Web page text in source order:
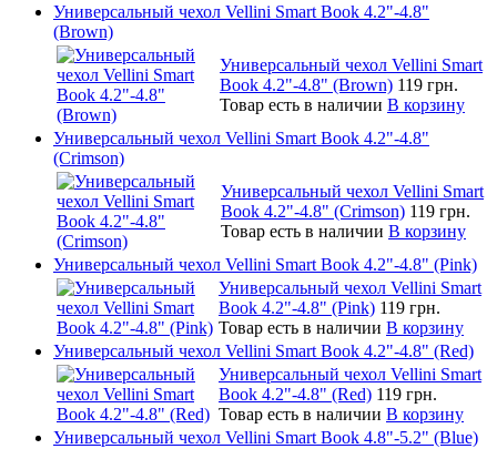
Универсальный чехол Vellini Smart Book 4.2"-4.8"
(Brown)
Универсальный чехол Vellini Smart
Book 4.2"-4.8" (Brown) 119 грн.
Товар есть в наличии В корзину
Универсальный чехол Vellini Smart Book 4.2"-4.8"
(Crimson)
Универсальный чехол Vellini Smart
Book 4.2"-4.8" (Crimson) 119 грн.
Товар есть в наличии В корзину
Универсальный чехол Vellini Smart Book 4.2"-4.8" (Pink)
Универсальный чехол Vellini Smart
Book 4.2"-4.8" (Pink) 119 грн.
Товар есть в наличии В корзину
Универсальный чехол Vellini Smart Book 4.2"-4.8" (Red)
Универсальный чехол Vellini Smart
Book 4.2"-4.8" (Red) 119 грн.
Товар есть в наличии В корзину
Универсальный чехол Vellini Smart Book 4.8"-5.2" (Blue)